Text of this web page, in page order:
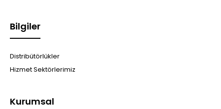
Bilgiler
Distribütörlükler
Hizmet Sektörlerimiz
Kurumsal